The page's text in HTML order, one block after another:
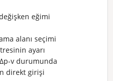
eğimi
alanı seçimi
ayarı
v durumunda
direkt girişi